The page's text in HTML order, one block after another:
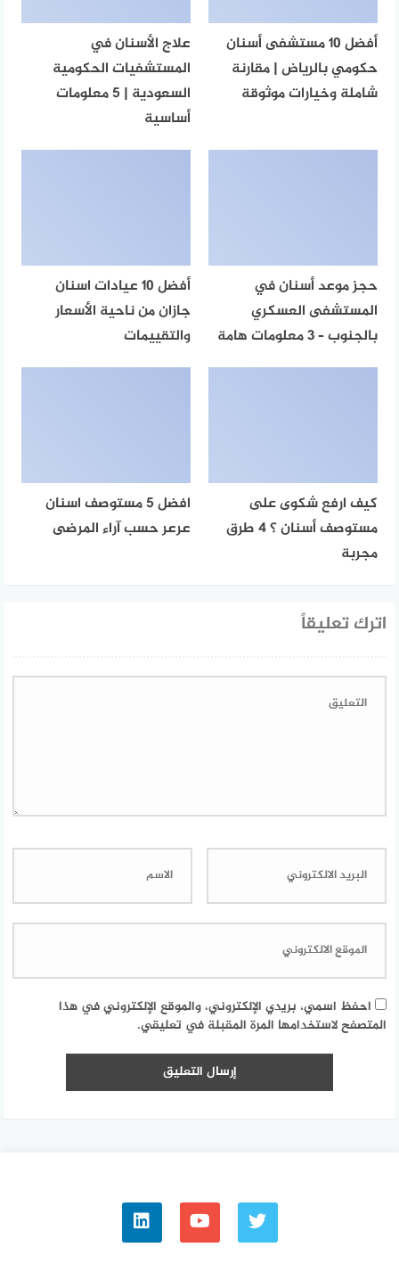
أفضل 10 مستشفى أسنان
حكومي بالرياض | مقارنة
شاملة وخيارات موثوقة
علاج الأسنان في
المستشفيات الحكومية
السعودية | 5 معلومات
أساسية
حجز موعد أسنان في
المستشفى العسكري
بالجنوب – 3 معلومات هامة
أفضل 10 عيادات اسنان
جازان من ناحية الأسعار
والتقييمات
كيف ارفع شكوى على
مستوصف أسنان ؟ 4 طرق
مجربة
افضل 5 مستوصف اسنان
عرعر حسب آراء المرضى
اترك تعليقاً
احفظ اسمي، بريدي الإلكتروني، والموقع الإلكتروني في هذا
المتصفح لاستخدامها المرة المقبلة في تعليقي.